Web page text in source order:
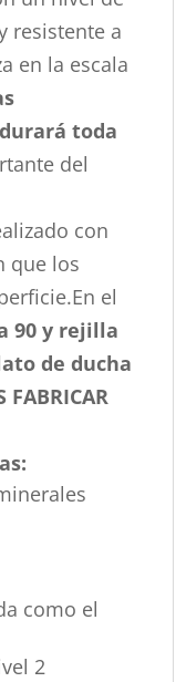
resistente a
en la escala
toda
del
con
que los
el
90 y rejilla
de ducha
FABRICAR
:
como el
2